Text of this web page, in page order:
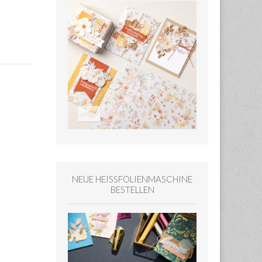
NEUE HEISSFOLIENMASCHINE
BESTELLEN